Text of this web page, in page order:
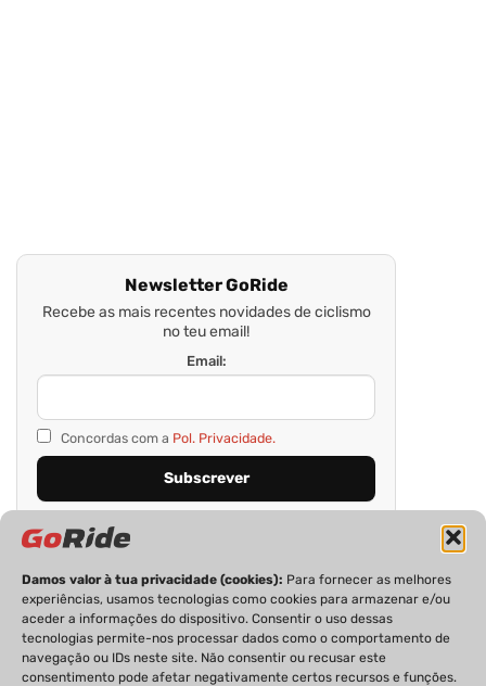
Damos valor à tua privacidade (cookies): Para fornecer as melhores
experiências, usamos tecnologias como cookies para armazenar e/ou
aceder a informações do dispositivo. Consentir o uso dessas
tecnologias permite-nos processar dados como o comportamento de
navegação ou IDs neste site. Não consentir ou recusar este
consentimento pode afetar negativamente certos recursos e funções.
Newsletter GoRide
Recebe as mais recentes novidades de ciclismo
no teu email!
Email:
Concordas com a Pol. Privacidade.